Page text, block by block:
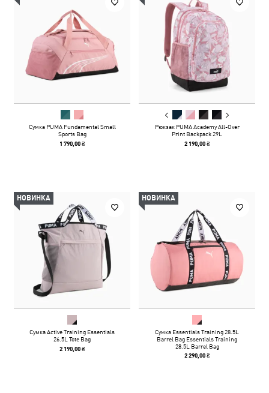
Сумка PUMA Fundamental Small
Sports Bag
1 790,00 ₴
Рюкзак PUMA Academy All-Over
Print Backpack 29L
2 190,00 ₴
НОВИНКА
Сумка Active Training Essentials
26.5L Tote Bag
2 190,00 ₴
НОВИНКА
Сумка Essentials Training 28.5L
Barrel Bag Essentials Training
28.5L Barrel Bag
2 290,00 ₴